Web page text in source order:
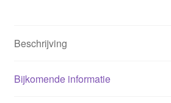
Beschrijving
Bijkomende informatie